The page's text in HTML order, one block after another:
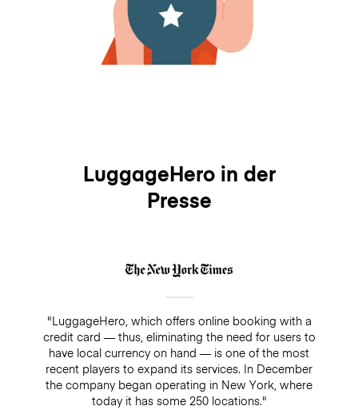
LuggageHero in der
Presse
"LuggageHero, which offers online booking with a
credit card — thus, eliminating the need for users to
have local currency on hand — is one of the most
recent players to expand its services. In December
the company began operating in New York, where
today it has some 250 locations."